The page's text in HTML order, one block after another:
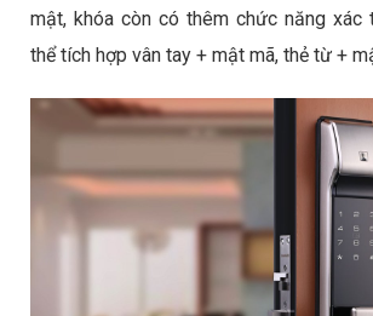
mật, khóa còn có thêm chức năng xác
thể tích hợp vân tay + mật mã, thẻ từ +